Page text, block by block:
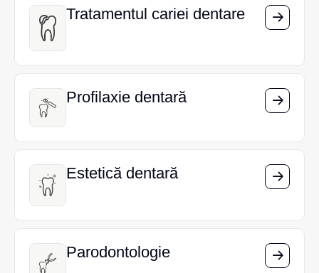
Tratamentul cariei dentare
Tratamentul cariei dentare
Profilaxie dentară
Profilaxie dentară
Estetică dentară
Estetică dentară
Parodontologie
Parodontologie